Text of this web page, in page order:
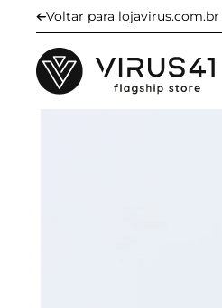
Voltar para lojavirus.com.br